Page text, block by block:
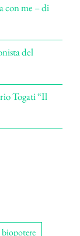
con me – di
del
Togati “Il
biopotere